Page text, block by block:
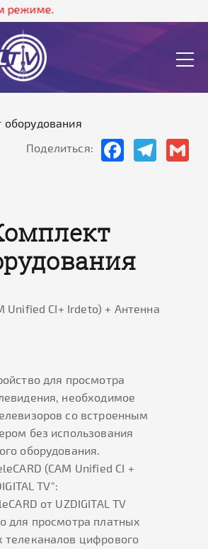
оборудования
Поделиться:
FacebookTelegram
Unified CI+ Irdeto) + Антенна
для просмотра
необходимое
со встроенным
без использования
оборудования.
(CAM Unified CI +
TV":
от UZDIGITAL TV
для просмотра платных
телеканалов цифрового